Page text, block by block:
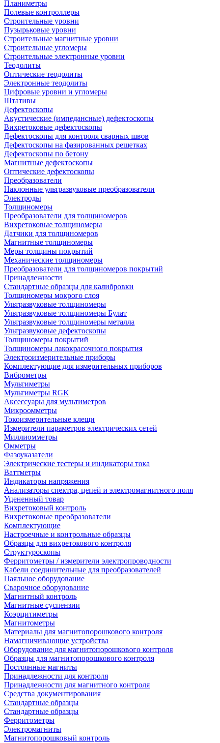
Планиметры
Полевые контроллеры
Строительные уровни
Пузырьковые уровни
Строительные магнитные уровни
Строительные угломеры
Строительные электронные уровни
Теодолиты
Оптические теодолиты
Электронные теодолиты
Цифровые уровни и угломеры
Штативы
Дефектоскопы
Акустические (импедансные) дефектоскопы
Вихретоковые дефектоскопы
Дефектоскопы для контроля сварных швов
Дефектоскопы на фазированных решетках
Дефектоскопы по бетону
Магнитные дефектоскопы
Оптические дефектоскопы
Преобразователи
Наклонные ультразвуковые преобразователи
Электроды
Толщиномеры
Преобразователи для толщиномеров
Вихретоковые толщиномеры
Датчики для толщиномеров
Магнитные толщиномеры
Меры толщины покрытий
Механические толщиномеры
Преобразователи для толщиномеров покрытий
Принадлежности
Стандартные образцы для калибровки
Толщиномеры мокрого слоя
Ультразвуковые толщиномеры
Ультразвуковые толщиномеры Булат
Ультразвуковые толщиномеры металла
Ультразвуковые дефектоскопы
Толщиномеры покрытий
Толщиномеры лакокрасочного покрытия
Электроизмерительные приборы
Комплектующие для измерительных приборов
Виброметры
Мультиметры
Мультиметры RGK
Аксессуары для мультиметров
Микроомметры
Токоизмерительные клещи
Измерители параметров электрических сетей
Миллиомметры
Омметры
Фазоуказатели
Электрические тестеры и индикаторы тока
Ваттметры
Индикаторы напряжения
Анализаторы спектра, цепей и электромагнитного поля
Уцененный товар
Вихретоковый контроль
Вихретоковые преобразователи
Комплектующие
Настроечные и контрольные образцы
Образцы для вихретокового контроля
Структуроскопы
Ферритометры / измерители электропроводности
Кабели соединительные для преобразователей
Паяльное оборудование
Сварочное оборудование
Магнитный контроль
Магнитные суспензии
Коэрцитиметры
Магнитометры
Материалы для магнитопорошкового контроля
Намагничивающие устройства
Оборудование для магнитопорошкового контроля
Образцы для магнитопорошкового контроля
Постоянные магниты
Принадлежности для контроля
Принадлежности для магнитного контроля
Средства документирования
Стандартные образцы
Стандартные образцы
Ферритометры
Электромагниты
Магнитопорошковый контроль